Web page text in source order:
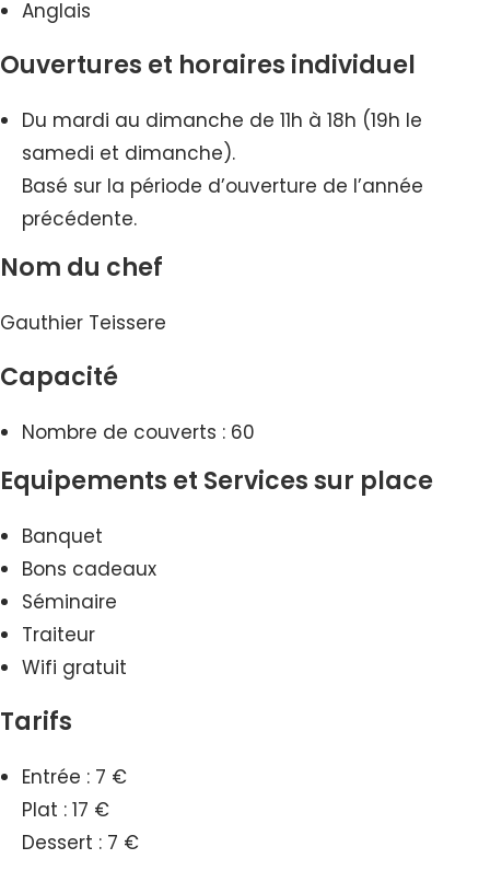
Anglais
Ouvertures et horaires individuel
Du mardi au dimanche de 11h à 18h (19h le
samedi et dimanche).
Basé sur la période d’ouverture de l’année
précédente.
Nom du chef
Gauthier Teissere
Capacité
Nombre de couverts : 60
Equipements et Services sur place
Banquet
Bons cadeaux
Séminaire
Traiteur
Wifi gratuit
Tarifs
Entrée : 7 €
Plat : 17 €
Dessert : 7 €